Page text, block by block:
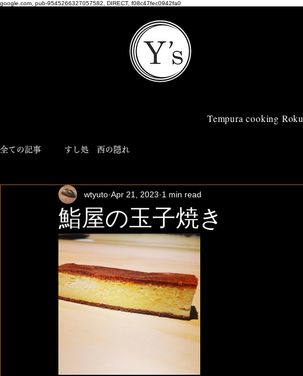
google.com, pub-9545266327057582, DIRECT, f08c47fec0942fa0
Tempura cooking Roku
全ての記事 すし処 西の隠れ
鮨屋の玉子焼き
wtyuto Apr 21, 2023 1 min read